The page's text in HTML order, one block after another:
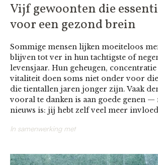
Vijf gewoonten die
voor een gezond brein
Sommige mensen lijken moeiteloos
blijven tot ver in hun tachtigste of
levensjaar. Hun geheugen,
vitaliteit doen soms niet onder voor
die tientallen jaren jonger zijn. Vaak
vooral te danken is aan goede genen —
nieuws is: jij hebt zelf veel meer
In samenwerking met